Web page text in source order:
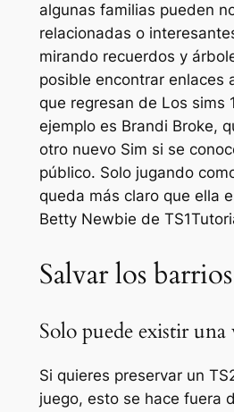
algunas familias pueden
relacionadas o
mirando recuerdos y
posible encontrar enlaces
que regresan de Los sims 1
ejemplo es Brandi Broke,
otro nuevo Sim si se
público. Solo jugando
queda más claro que ella
Betty Newbie de TS1
Salvar los
Solo puede existir una
Si quieres preservar un
juego, esto se hace fuera